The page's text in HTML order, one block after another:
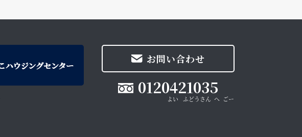
お問い合わせ
0120421035